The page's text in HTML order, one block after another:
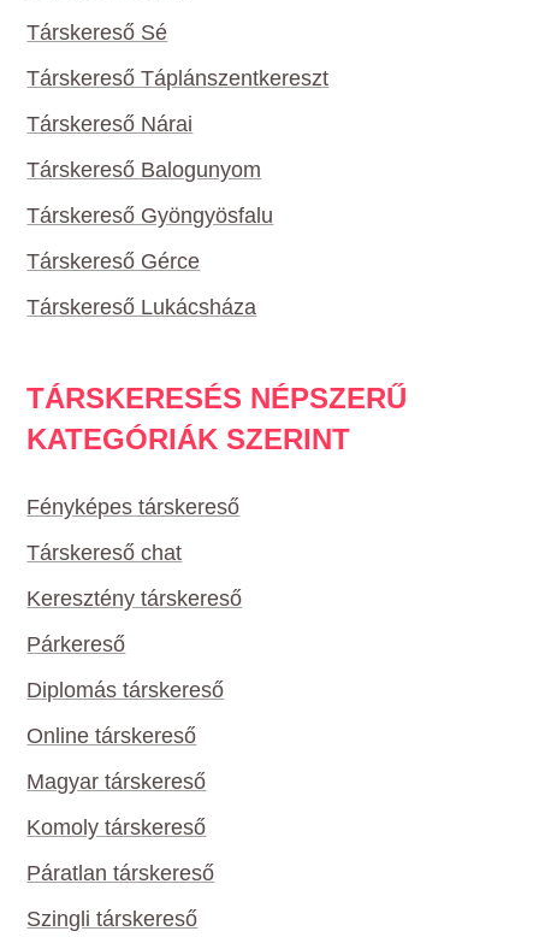
Társkereső Sé
Társkereső Táplánszentkereszt
Társkereső Nárai
Társkereső Balogunyom
Társkereső Gyöngyösfalu
Társkereső Gérce
Társkereső Lukácsháza
TÁRSKERESÉS NÉPSZERŰ
KATEGÓRIÁK SZERINT
Fényképes társkereső
Társkereső chat
Keresztény társkereső
Párkereső
Diplomás társkereső
Online társkereső
Magyar társkereső
Komoly társkereső
Páratlan társkereső
Szingli társkereső